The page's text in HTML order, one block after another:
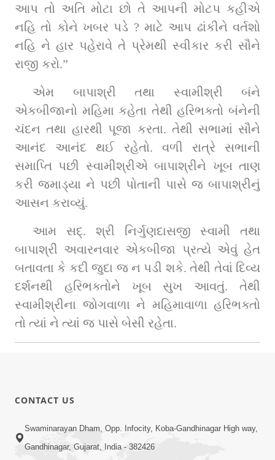
આપ તો અતિ મોટા છો તે આપની મોટપ કહીએ
નહિ તો કોને ખબર પડે ? માટે આપ ઢાંકીને વર્તશો
નહિ ને હાર પહેરાવે તે પ્રેમથી સ્વીકાર કરી સૌને
રાજી કરો.”
એમ બાપાશ્રી તથા સ્વામીશ્રી બંને
એકબીજાનો મહિમા કહેતા તેથી હરિભક્તો બંનેની
ચંદન તથા હારથી પૂજા કરતા. તેથી સભામાં સૌને
આનંદ આનંદ થઈ રહેતો. વળી રાત્રે સભાની
સમાપ્તિ પછી સ્વામીશ્રીએ બાપાશ્રીને ખૂબ તાણ
કરી જમાડ્યા ને પછી પોતાની પાસે જ બાપાશ્રીનું
આસન કરાવ્યું.
આમ સદ્‌. શ્રી નિર્ગુણદાસજી સ્વામી તથા
બાપાશ્રી અવારનવાર એકબીજા પ્રત્યે એવું હેત
બતાવતા કે કદી જુદા જ ન પડી શકે. તેથી તેવાં દિવ્ય
દર્શનથી હરિભક્તોને ખૂબ સુખ આવતું. તેથી
સ્વામીશ્રીના જોગવાળા ને મહિમાવાળા હરિભક્તો
તો ત્યાં ને ત્યાં જ પાસે બેસી રહેતા.
CONTACT US
Swaminarayan Dham, Opp. Infocity, Koba-Gandhinagar High way,
Gandhinagar, Gujarat, India - 382426